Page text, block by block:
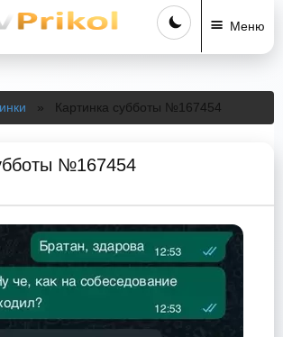
Меню
» Картинка субботы №167454
№167454